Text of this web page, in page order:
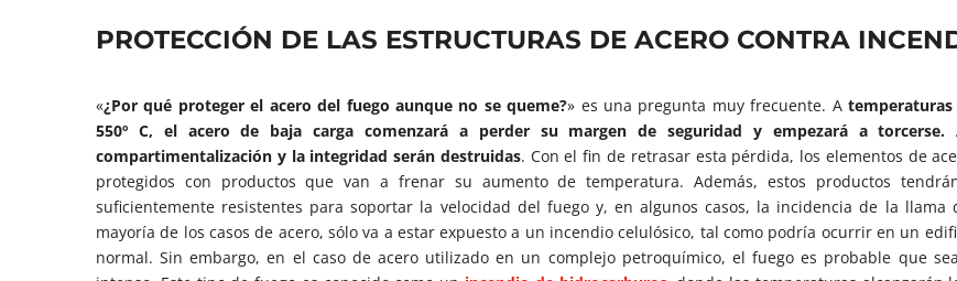
PROTECCIÓN DE LAS ESTRUCTURAS DE ACERO CONTRA
«¿Por qué proteger el acero del fuego aunque no se queme?» es una pregunta muy frecuente. Atemperaturas
550º C, el acero de baja carga comenzará a perder su margen de seguridad y empezará a torcerse.
compartimentalización y la integridad serán destruidas. Con el fin de retrasar esta pérdida, los elementos de
protegidos con productos que van a frenar su aumento de temperatura. Además, estos productos
suficientemente resistentes para soportar la velocidad del fuego y, en algunos casos, la incidencia de la llama
mayoría de los casos de acero, sólo va a estar expuesto a un incendio celulósico, tal como podría ocurrir en un
normal. Sin embargo, en el caso de acero utilizado en un complejo petroquímico, el fuego es probable que